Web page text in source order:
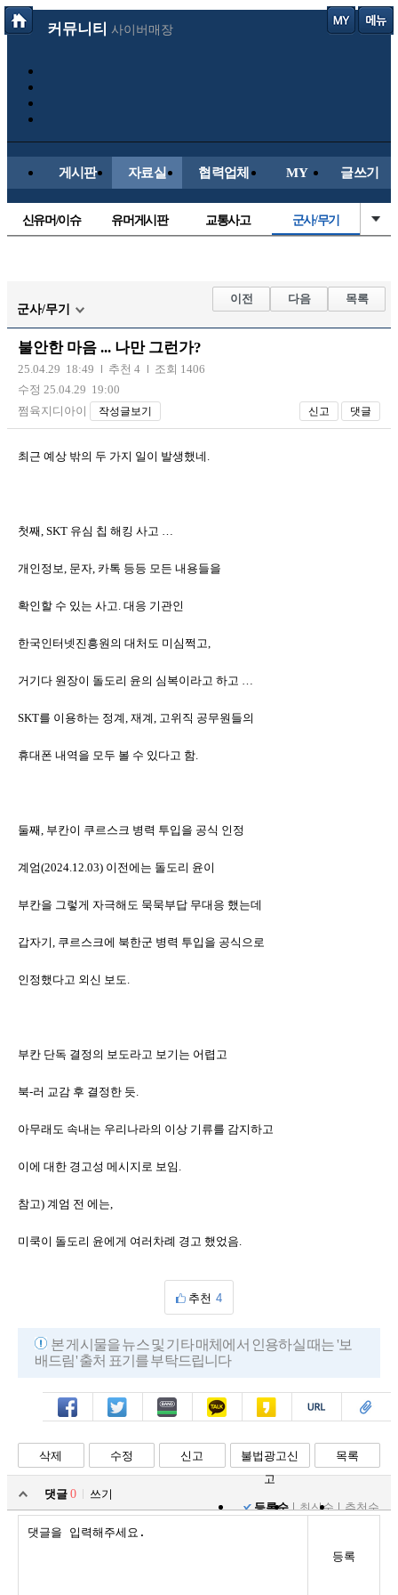
커뮤니티 사이버매장
게시판 자료실 협력업체 MY 글쓰기
신유머/이슈 유머게시판 교통사고 군사/무기
레이싱모델 자유사진
트럭/버스
장착시공사진
군사/무기
이전 다음 목록
불안한 마음 ... 나만 그런가?
25.04.29 18:49 추천 4
조회 1406
수정 25.04.29 19:00
쩜육지디아이
작성글보기 신고 댓글
최근 예상 밖의 두 가지 일이 발생했네.
첫째, SKT 유심 칩 해킹 사고 …
개인정보, 문자, 카톡 등등 모든 내용들을
확인할 수 있는 사고. 대응 기관인
한국인터넷진흥원의 대처도 미심쩍고,
거기다 원장이 돌도리 윤의 심복이라고 하고 …
SKT를 이용하는 정계, 재계, 고위직 공무원들의
휴대폰 내역을 모두 볼 수 있다고 함.
둘째, 부칸이 쿠르스크 병력 투입을 공식 인정
계엄(2024.12.03) 이전에는 돌도리 윤이
부칸을 그렇게 자극해도 묵묵부답 무대응 했는데
갑자기, 쿠르스크에 북한군 병력 투입을 공식으로
인정했다고 외신 보도.
부칸 단독 결정의 보도라고 보기는 어렵고
북-러 교감 후 결정한 듯.
아무래도 속내는 우리나라의 이상 기류를 감지하고
이에 대한 경고성 메시지로 보임.
참고) 계엄 전 에는,
미쿡이 돌도리 윤에게 여러차례 경고 했었음
추천 4
본 게시물을 뉴스 및 기타 매체에서 인용하실 때는 '보
배드림' 출처 표기를 부탁드립니다
페북 트윗 밴드 카톡 카스 복사 스크랩
삭제 수정 신고
불법광고신
고
목록
댓글 0
쓰기
등록순
최신순 추천순
등록